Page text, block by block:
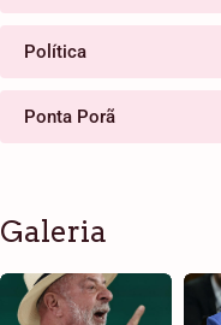
Política
Ponta Porã
Galeria